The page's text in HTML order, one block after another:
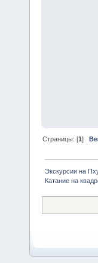
Страницы: [1]
Экскурсии на
Катание на